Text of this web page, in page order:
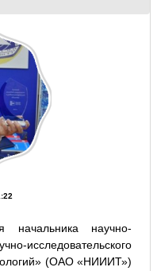
начальника научно-
исследовательского
(ОАО «НИИИТ»)